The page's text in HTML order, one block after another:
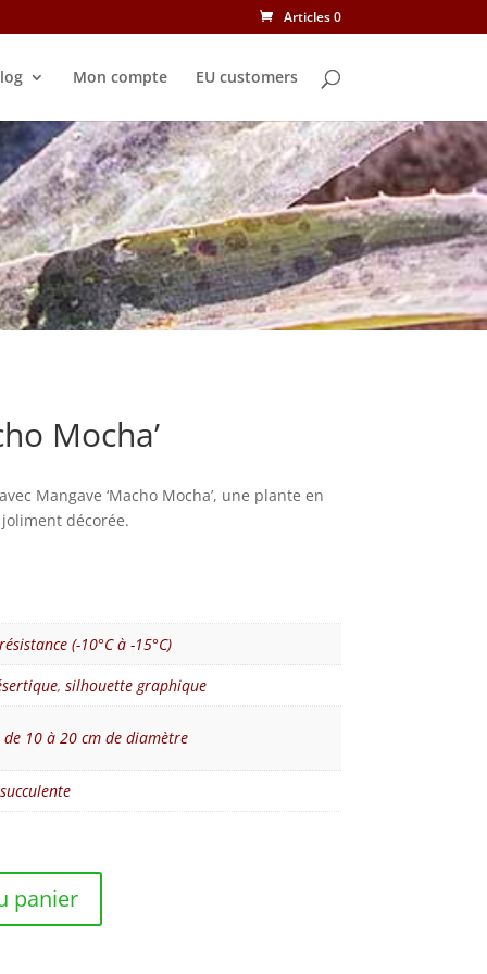
Articles 0
Mon compte EU customers
Mocha’
Mangave ‘Macho Mocha’, une plante en
décorée.
(-10°C à -15°C)
, silhouette graphique
10 à 20 cm de diamètre
panier